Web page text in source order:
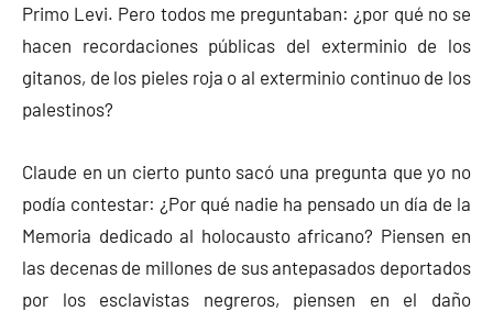
Primo Levi. Pero todos me preguntaban: ¿por qué no se
hacen recordaciones públicas del exterminio de los
gitanos, de los pieles roja o al exterminio continuo de los
palestinos?
Claude en un cierto punto sacó una pregunta que yo no
podía contestar: ¿Por qué nadie ha pensado un día de la
Memoria dedicado al holocausto africano? Piensen en
las decenas de millones de sus antepasados deportados
por los esclavistas negreros, piensen en el daño